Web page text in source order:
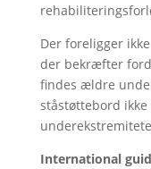
Der foreligger
der bekræfter
findes ældre
ståstøttebord
International